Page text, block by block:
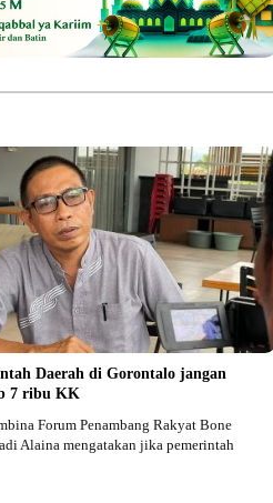
Daerah di Gorontalo jangan
7 ribu KK
Forum Penambang Rakyat Bone
Alaina mengatakan jika pemerintah